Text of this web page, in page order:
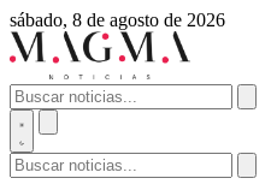
sábado, 8 de agosto de 2026